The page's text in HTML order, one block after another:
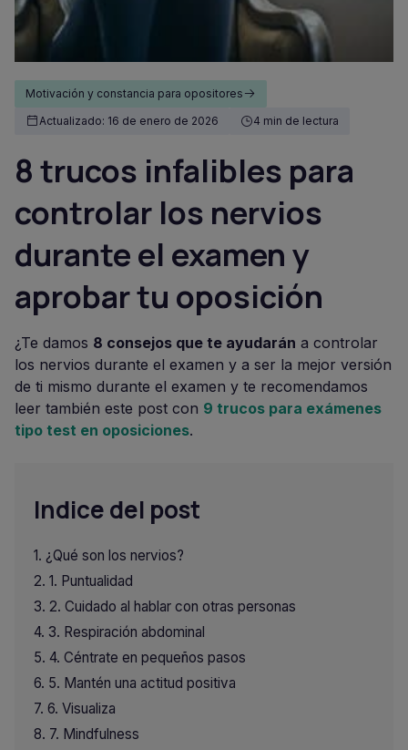
Motivación y constancia para opositores
Actualizado: 16 de enero de 2026
4 min de lectura
8 trucos infalibles para
controlar los nervios
durante el examen y
aprobar tu oposición
¿Te damos 8 consejos que te ayudarán a controlar
los nervios durante el examen y a ser la mejor versión
de ti mismo durante el examen y te recomendamos
leer también este post con 9 trucos para exámenes
tipo test en oposiciones.
Indice del post
¿Qué son los nervios?
1. Puntualidad
2. Cuidado al hablar con otras personas
3. Respiración abdominal
4. Céntrate en pequeños pasos
5. Mantén una actitud positiva
6. Visualiza
7. Mindfulness